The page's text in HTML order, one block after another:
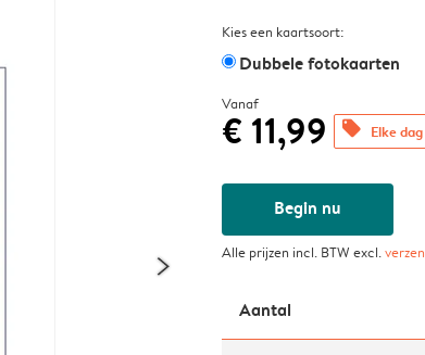
Kies een kaartsoort:
Dubbele fotokaarten
Vanaf
€ 11,99 offers Elke
Begin nu
Alle prijzen incl. BTW excl.
Aantal